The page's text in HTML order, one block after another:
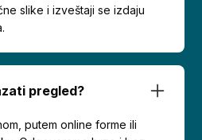
slike i izveštaji se izdaju
pregled?
putem online forme ili